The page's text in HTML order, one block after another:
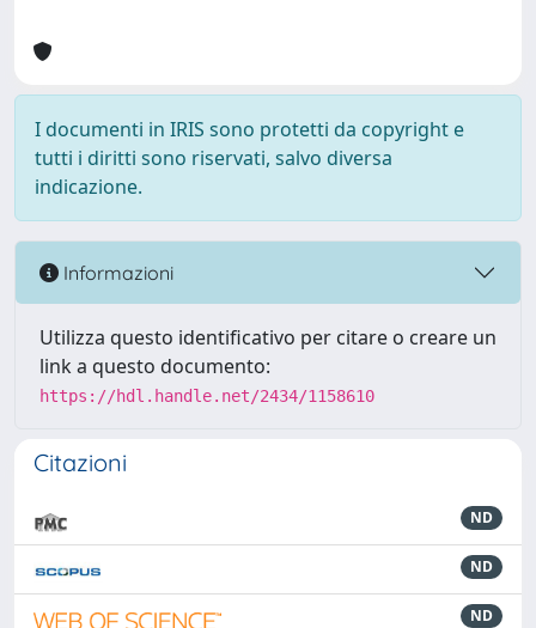
I documenti in IRIS sono protetti da copyright e
tutti i diritti sono riservati, salvo diversa
indicazione.
Informazioni
Utilizza questo identificativo per citare o creare un
link a questo documento:
https://hdl.handle.net/2434/1158610
Citazioni
ND
ND
ND